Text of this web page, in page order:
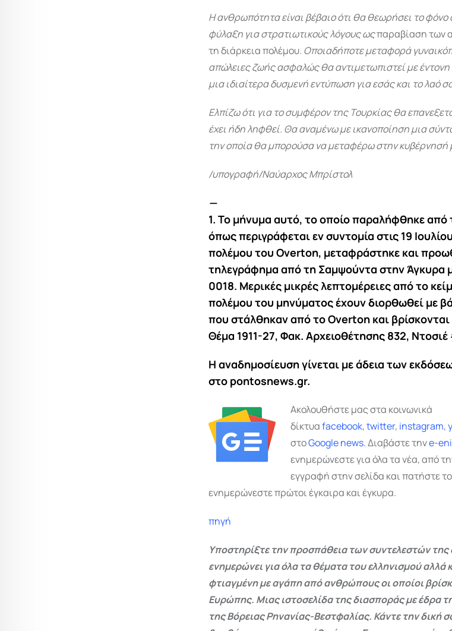
Η ανθρωπότητα είναι βέβαιο ότι θα θεωρήσει το
φύλαξη για στρατιωτικούς λόγους ωςπαραβίαση των
τη διάρκεια πολέμου. Οποιαδήποτε μεταφορά
απώλειες ζωής ασφαλώς θα αντιμετωπιστεί με
μια ιδιαίτερα δυσμενή εντύπωση για εσάς και το λαό
Ελπίζω ότι για το συμφέρον της Τουρκίας θα
έχει ήδη ληφθεί. Θα αναμένω με ικανοποίηση μια
την οποία θα μπορούσα να μεταφέρω στην κυβέρνησή
/υπογραφή/Ναύαρχος Μπρίστολ
—
1. Το μήνυμα αυτό, το οποίο παραλήφθηκε
όπως περιγράφεται εν συντομία στις 19
πολέμου του Overton, μεταφράστηκε και
τηλεγράφημα από τη Σαμψούντα στην Άγκυρα
0018. Μερικές μικρές λεπτομέρειες από το
πολέμου του μηνύματος έχουν διορθωθεί με
που στάλθηκαν από το Overton και βρίσκονται
Θέμα 1911-27, Φακ. Αρχειοθέτησης 832,
Η αναδημοσίευση γίνεται με άδεια των
στο pontosnews.gr.
Ακολουθήστε μας στα κοινωνικά
δίκτυαfacebook,twitter, instagram,
στοGooglenews.Διαβάστε τηνe-
ενημερώνεστε για όλα τα νέα, από
εγγραφή στην σελίδα και πατήστε
ενημερώνεστε πρώτοι έγκαιρα και έγκυρα.
πηγή
Υποστηρίξτε την προσπάθεια των συντελεστών
ενημερώνει για όλα τα θέματα του ελληνισμού αλλά
φτιαγμένη με αγάπη από ανθρώπους οι οποίοι
Ευρώπης. Μιας ιστοσελίδα της διασποράς με έδρα
της Βόρειας Ρηνανίας-Βεστφαλίας. Κάντε την δική